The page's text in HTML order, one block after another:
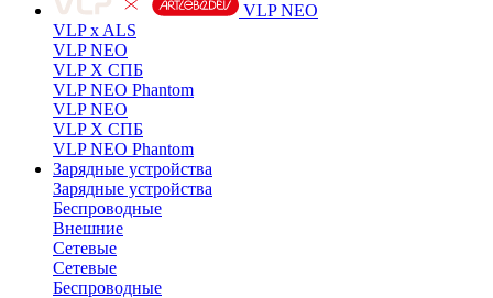
VLP NEO
VLP x ALS
VLP NEO
VLP X СПБ
VLP NEO Phantom
VLP NEO
VLP X СПБ
VLP NEO Phantom
Зарядные устройства
Зарядные устройства
Беспроводные
Внешние
Сетевые
Сетевые
Беспроводные